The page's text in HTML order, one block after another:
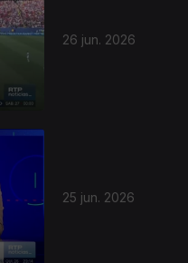
26 jun. 2026
25 jun. 2026